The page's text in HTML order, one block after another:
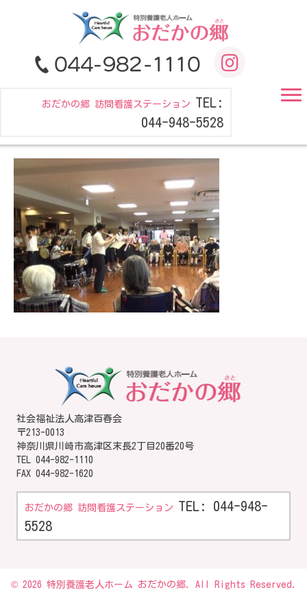
おだかの郷 訪問看護ステーション TEL:
044-948-5528
社会福祉法人高津百春会
〒213-0013
神奈川県川崎市高津区末長2丁目20番20号
TEL 044-982-1110
FAX 044-982-1620
おだかの郷 訪問看護ステーション TEL: 044-948-
5528
© 2026 特別養護老人ホーム おだかの郷. All Rights Reserved.